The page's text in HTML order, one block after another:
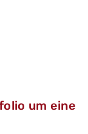
um eine